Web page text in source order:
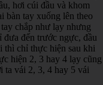
hơi cúi đầu và khom
bàn tay xuống lên theo
chắp như lạy nhưng
đưa đến trước ngực, đầu
chỉ thực hiện sau khi
hiện 2, 3 hay 4 lạy cũng
ta vái 2, 3, 4 hay 5 vái